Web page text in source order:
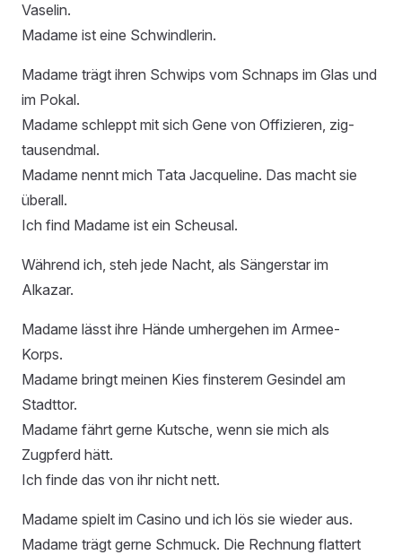
Vaselin.
Madame ist eine Schwindlerin.
Madame trägt ihren Schwips vom Schnaps im Glas und
im Pokal.
Madame schleppt mit sich Gene von Offizieren, zig-
tausendmal.
Madame nennt mich Tata Jacqueline. Das macht sie
überall.
Ich find Madame ist ein Scheusal.
Während ich, steh jede Nacht, als Sängerstar im
Alkazar.
Madame lässt ihre Hände umhergehen im Armee-
Korps.
Madame bringt meinen Kies finsterem Gesindel am
Stadttor.
Madame fährt gerne Kutsche, wenn sie mich als
Zugpferd hätt.
Ich finde das von ihr nicht nett.
Madame spielt im Casino und ich lös sie wieder aus.
Madame trägt gerne Schmuck. Die Rechnung flattert